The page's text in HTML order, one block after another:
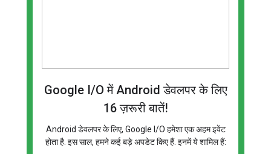
Google I/O में Android डेवलपर के लिए
16 ज़रूरी बातें!
Android डेवलपर के लिए, Google I/O हमेशा एक अहम इवेंट
होता है. इस साल, हमने कई बड़े अपडेट किए हैं. इनमें ये शामिल हैं: